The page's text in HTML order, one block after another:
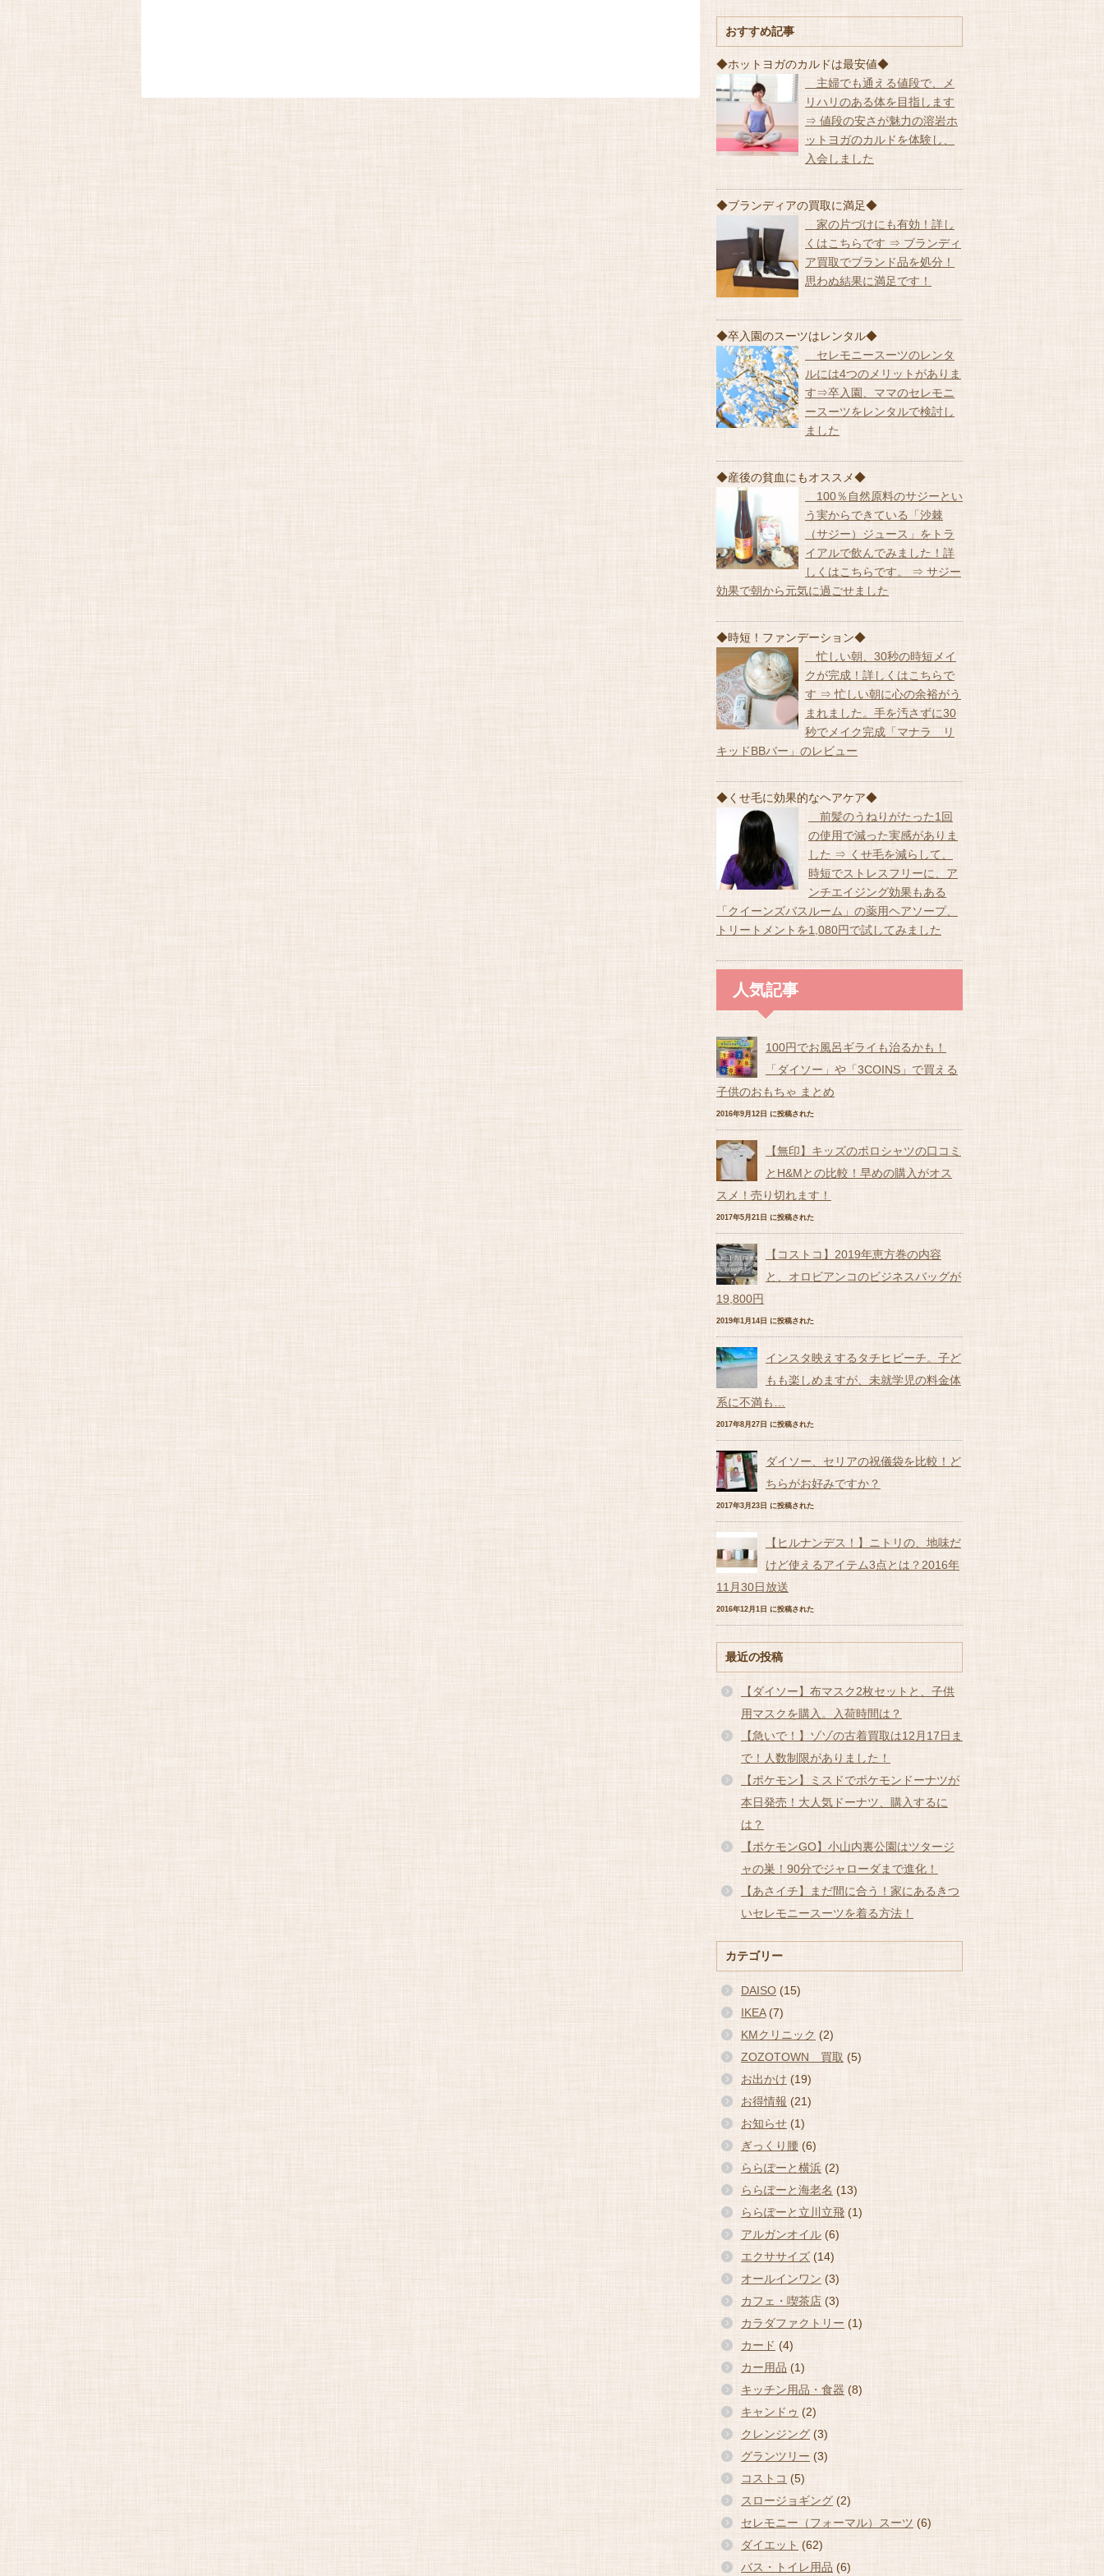
おすすめ記事
◆ホットヨガのカルドは最安値◆
主婦でも通える値段で、メ
リハリのある体を目指します
⇒ 値段の安さが魅力の溶岩ホ
ットヨガのカルドを体験し、
入会しました
◆ブランディアの買取に満足◆
家の片づけにも有効！詳し
くはこちらです ⇒ ブランディ
ア買取でブランド品を処分！
思わぬ結果に満足です！
◆卒入園のスーツはレンタル◆
セレモニースーツのレンタ
ルには4つのメリットがありま
す⇒卒入園、ママのセレモニ
ースーツをレンタルで検討し
ました
◆産後の貧血にもオススメ◆
100％自然原料のサジーとい
う実からできている「沙棘
（サジー）ジュース」をトラ
イアルで飲んでみました！詳
しくはこちらです。 ⇒ サジー
効果で朝から元気に過ごせました
◆時短！ファンデーション◆
忙しい朝、30秒の時短メイ
クが完成！詳しくはこちらで
す ⇒ 忙しい朝に心の余裕がう
まれました。手を汚さずに30
秒でメイク完成「マナラ リ
キッドBBバー」のレビュー
◆くせ毛に効果的なヘアケア◆
前髪のうねりがたった1回
の使用で減った実感がありま
した ⇒ くせ毛を減らして、
時短でストレスフリーに、ア
ンチエイジング効果もある
「クイーンズバスルーム」の薬用ヘアソープ、
トリートメントを1,080円で試してみました
人気記事
100円でお風呂ギライも治るかも！
「ダイソー」や「3COINS」で買える
子供のおもちゃ まとめ
2016年9月12日 に投稿された
【無印】キッズのポロシャツの口コミ
とH&Mとの比較！早めの購入がオス
スメ！売り切れます！
2017年5月21日 に投稿された
【コストコ】2019年恵方巻の内容
と、オロビアンコのビジネスバッグが
19,800円
2019年1月14日 に投稿された
インスタ映えするタチヒビーチ。子ど
もも楽しめますが、未就学児の料金体
系に不満も…
2017年8月27日 に投稿された
ダイソー、セリアの祝儀袋を比較！ど
ちらがお好みですか？
2017年3月23日 に投稿された
【ヒルナンデス！】ニトリの、地味だ
けど使えるアイテム3点とは？2016年
11月30日放送
2016年12月1日 に投稿された
最近の投稿
【ダイソー】布マスク2枚セットと、子供
用マスクを購入。入荷時間は？
【急いで！】ゾゾの古着買取は12月17日ま
で！人数制限がありました！
【ポケモン】ミスドでポケモンドーナツが
本日発売！大人気ドーナツ、購入するに
は？
【ポケモンGO】小山内裏公園はツタージ
ャの巣！90分でジャローダまで進化！
【あさイチ】まだ間に合う！家にあるきつ
いセレモニースーツを着る方法！
カテゴリー
DAISO (15)
IKEA(7)
KMクリニック (2)
ZOZOTOWN 買取 (5)
お出かけ (19)
お得情報 (21)
お知らせ (1)
ぎっくり腰 (6)
ららぽーと横浜 (2)
ららぽーと海老名 (13)
ららぽーと立川立飛 (1)
アルガンオイル (6)
エクササイズ (14)
オールインワン (3)
カフェ・喫茶店 (3)
カラダファクトリー (1)
カード (4)
カー用品 (1)
キッチン用品・食器 (8)
キャンドゥ (2)
クレンジング(3)
グランツリー (3)
コストコ (5)
スロージョギング (2)
セレモニー（フォーマル）スーツ (6)
ダイエット (62)
バス・トイレ用品 (6)